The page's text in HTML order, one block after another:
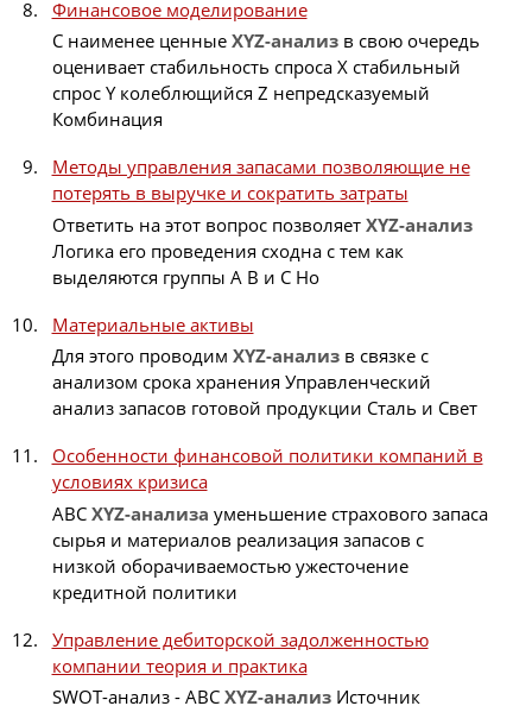
Финансовое моделирование
C наименее ценные XYZ-анализв свою очередь
оценивает стабильность спроса X стабильный
спрос Y колеблющийся Z непредсказуемый
Комбинация
Методы управления запасами позволяющие не
потерять в выручке и сократить затраты
Ответить на этот вопрос позволяет XYZ-анализ
Логика его проведения сходна с тем как
выделяются группы А В и С Но
Материальные активы
Для этого проводим XYZ-анализв связке с
анализом срока хранения Управленческий
анализ запасов готовой продукции Сталь и Свет
Особенности финансовой политики компаний в
условиях кризиса
ABC XYZ-анализа уменьшение страхового запаса
сырья и материалов реализация запасов с
низкой оборачиваемостью ужесточение
кредитной политики
Управление дебиторской задолженностью
компании теория и практика
SWOT-анализ - ABC XYZ-анализИсточник